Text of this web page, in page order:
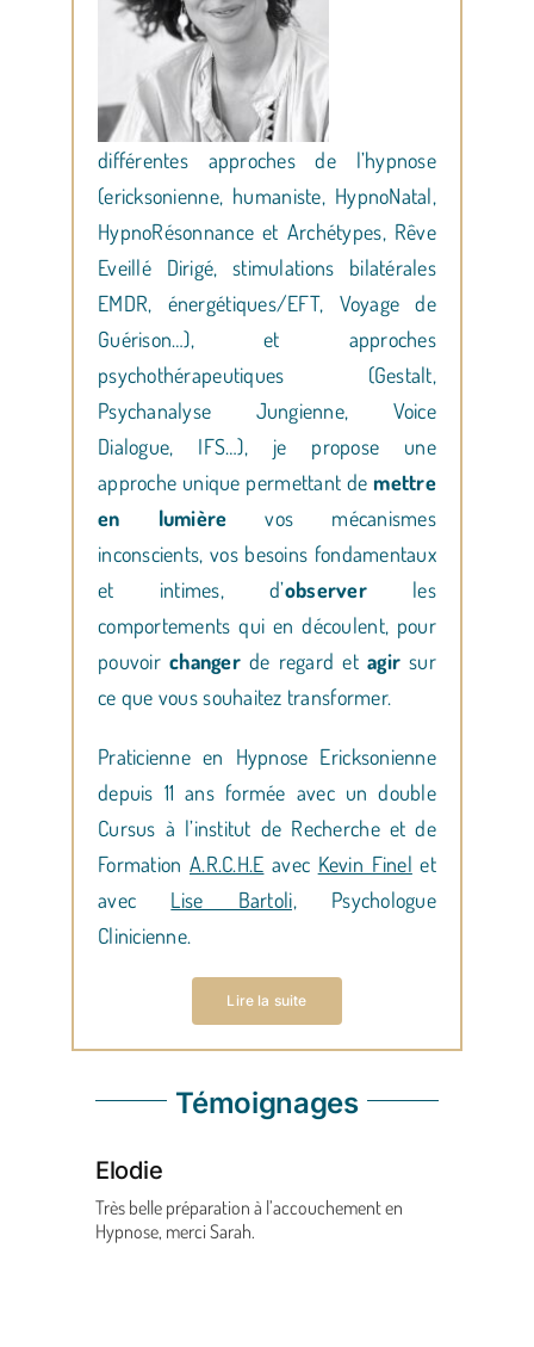
différentes approches de l’hypnose
(ericksonienne, humaniste, HypnoNatal,
HypnoRésonnance et Archétypes, Rêve
Eveillé Dirigé, stimulations bilatérales
EMDR, énergétiques/EFT, Voyage de
Guérison…), et approches
psychothérapeutiques (Gestalt,
Psychanalyse Jungienne, Voice
Dialogue, IFS…), je propose une
approche unique permettant demettre
en lumière vos mécanismes
inconscients, vos besoins fondamentaux
et intimes, d’observerles
comportements qui en découlent, pour
pouvoir changerde regard etagir sur
ce que vous souhaitez transformer.
Praticienne en Hypnose Ericksonienne
depuis 11 ans formée avec un double
Cursus à l’institut de Recherche et de
Formation A.R.C.H.E avec Kevin Finel et
avec Lise Bartoli, Psychologue
Clinicienne.
Lire la suite
Témoignages
Elodie
Très belle préparation à l’accouchement en
Hypnose, merci Sarah.